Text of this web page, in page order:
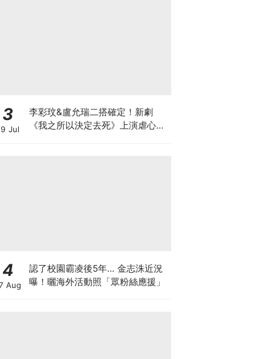
3
Jul
李彩玟&盧允瑞二搭確定！新劇
《我之所以決定去死》上演虐心穿
4
Aug
認了校園霸凌後5年... 金志洙近況
曝！曬海外活動照「眾粉絲應援」